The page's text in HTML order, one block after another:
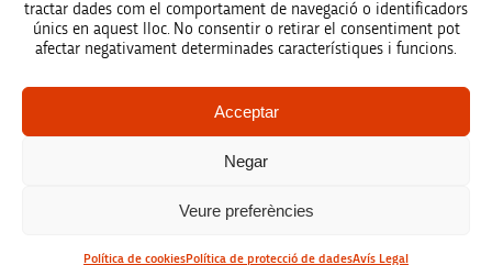
tractar dades com el comportament de navegació o identificadors
únics en aquest lloc. No consentir o retirar el consentiment pot
afectar negativament determinades característiques i funcions.
Acceptar
Negar
Veure preferències
Política de cookiesPolítica de protecció de dadesAvís Legal
Avís legal
Política de protecció de dades